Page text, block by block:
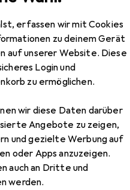
erfassen wir mit Cookies
zu deinem Gerät
auf unserer Website. Diese
Login und
zu ermöglichen.
wir diese Daten darüber
Angebote zu zeigen,
und gezielte Werbung auf
oder Apps anzuzeigen.
auch an Dritte und
werden.
zum Produkt Beliani